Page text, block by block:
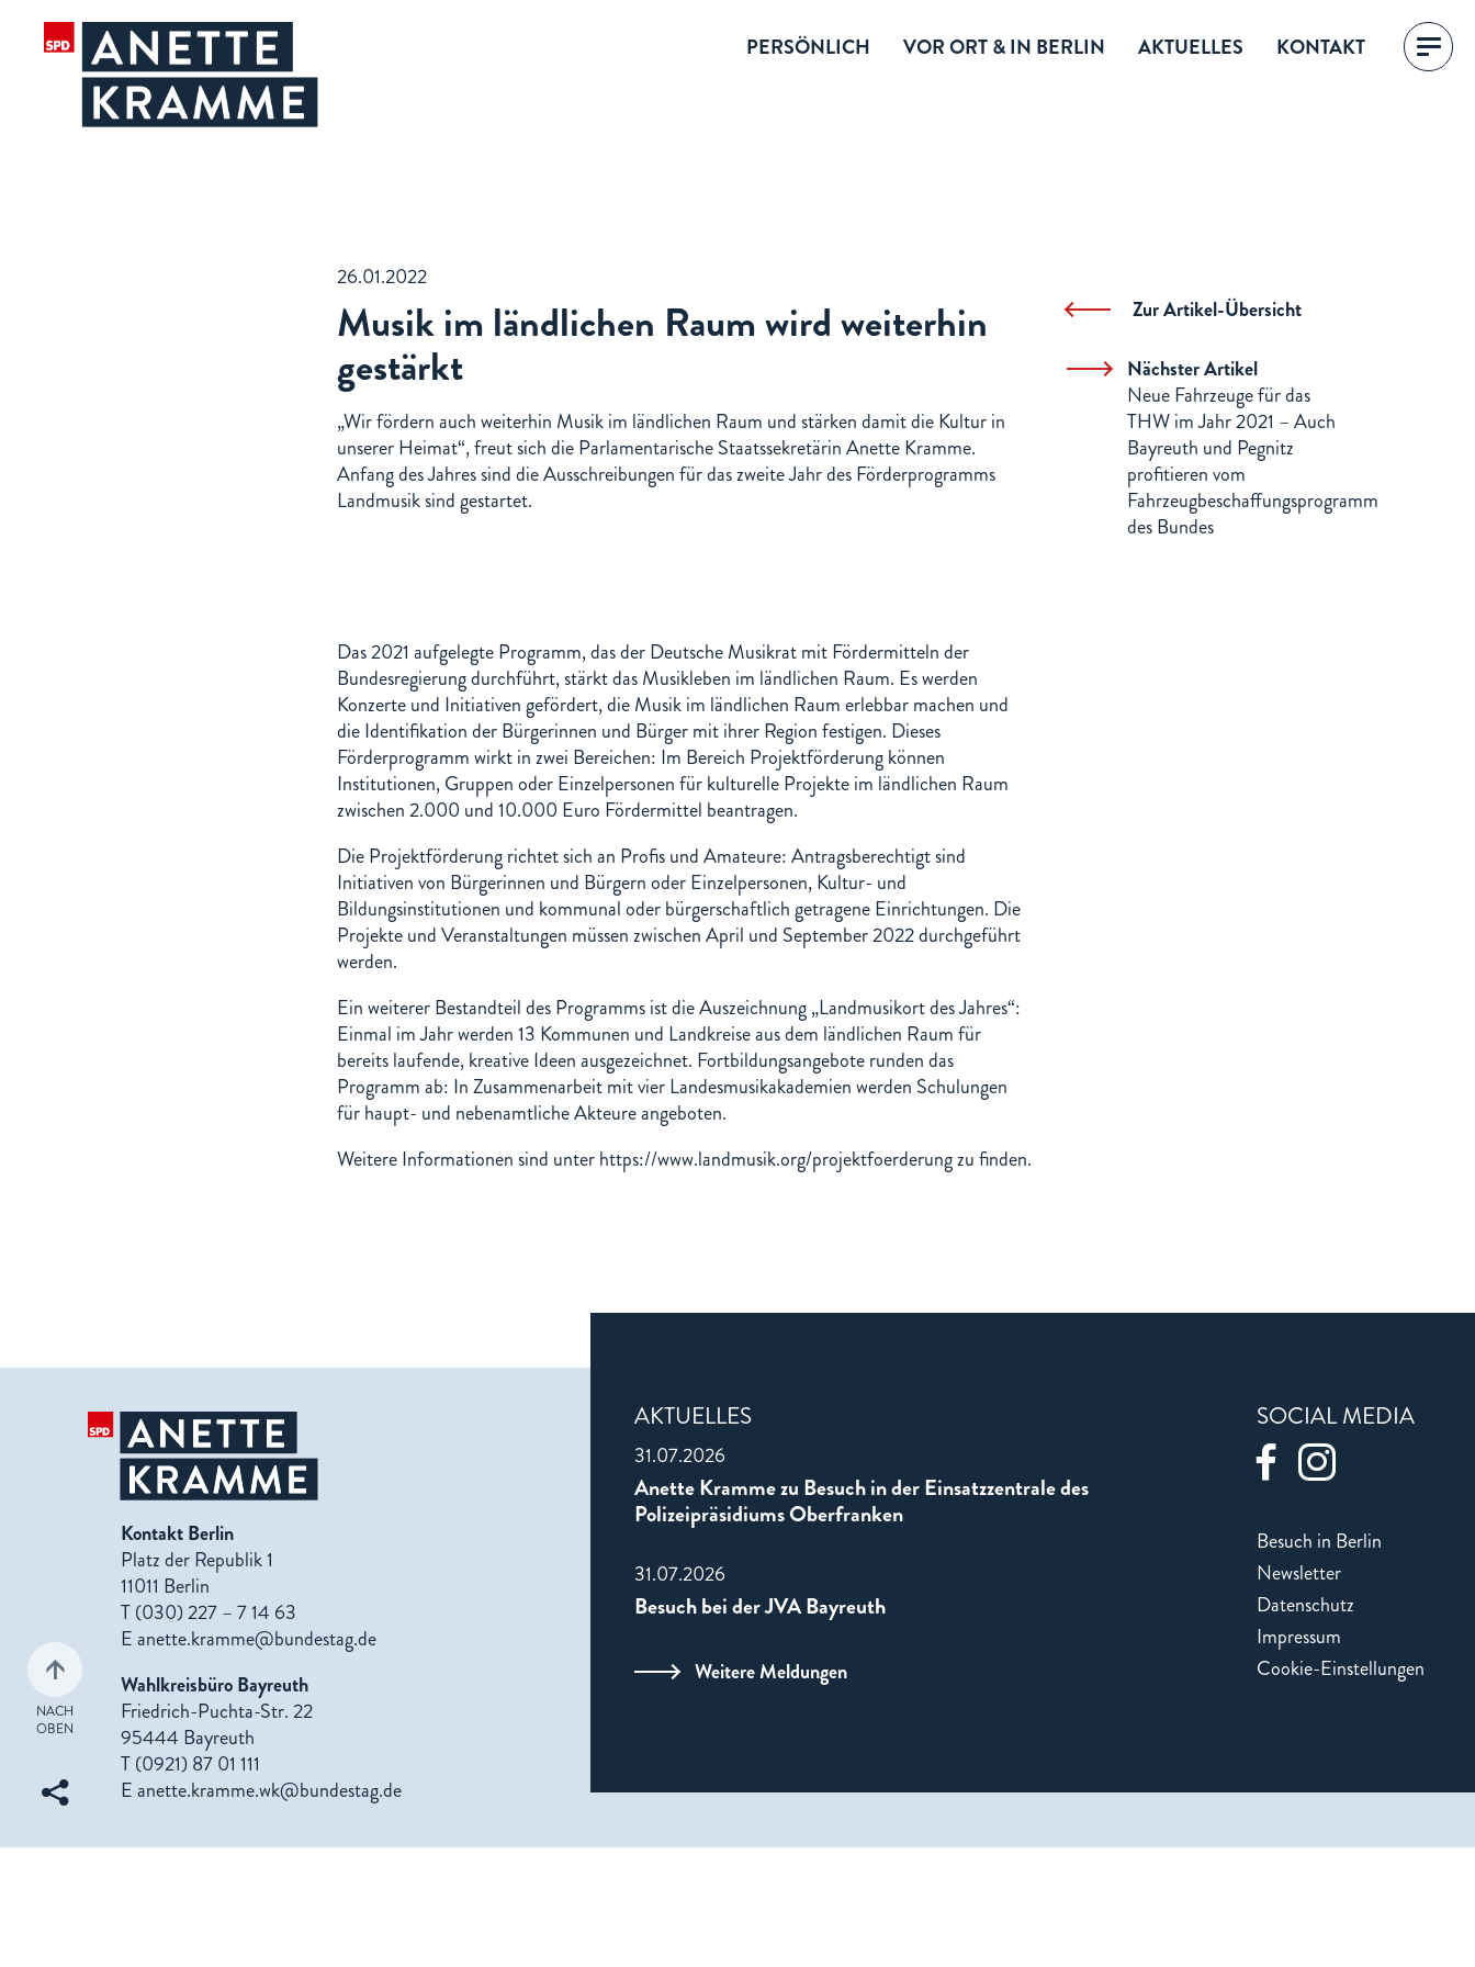
PERSÖNLICH VOR ORT & IN BERLIN AKTUELLES KONTAKT
26.01.2022
Musik im ländlichen Raum wird weiterhin
gestärkt
„Wir fördern auch weiterhin Musik im ländlichen Raum und stärken damit die Kultur in
unserer Heimat“, freut sich die Parlamentarische Staatssekretärin Anette Kramme.
Anfang des Jahres sind die Ausschreibungen für das zweite Jahr des Förderprogramms
Landmusik sind gestartet.
Zur Artikel-Übersicht
Nächster Artikel
Neue Fahrzeuge für das
THW im Jahr 2021 – Auch
Bayreuth und Pegnitz
profitieren vom
Fahrzeugbeschaffungsprogramm
des Bundes
Das 2021 aufgelegte Programm, das der Deutsche Musikrat mit Fördermitteln der
Bundesregierung durchführt, stärkt das Musikleben im ländlichen Raum. Es werden
Konzerte und Initiativen gefördert, die Musik im ländlichen Raum erlebbar machen und
die Identifikation der Bürgerinnen und Bürger mit ihrer Region festigen. Dieses
Förderprogramm wirkt in zwei Bereichen: Im Bereich Projektförderung können
Institutionen, Gruppen oder Einzelpersonen für kulturelle Projekte im ländlichen Raum
zwischen 2.000 und 10.000 Euro Fördermittel beantragen.
Die Projektförderung richtet sich an Profis und Amateure: Antragsberechtigt sind
Initiativen von Bürgerinnen und Bürgern oder Einzelpersonen, Kultur- und
Bildungsinstitutionen und kommunal oder bürgerschaftlich getragene Einrichtungen. Die
Projekte und Veranstaltungen müssen zwischen April und September 2022 durchgeführt
werden.
Ein weiterer Bestandteil des Programms ist die Auszeichnung „Landmusikort des Jahres“:
Einmal im Jahr werden 13 Kommunen und Landkreise aus dem ländlichen Raum für
bereits laufende, kreative Ideen ausgezeichnet. Fortbildungsangebote runden das
Programm ab: In Zusammenarbeit mit vier Landesmusikakademien werden Schulungen
für haupt- und nebenamtliche Akteure angeboten.
Weitere Informationen sind unter https://www.landmusik.org/projektfoerderung zu finden.
NACH
OBEN
Kontakt Berlin
Platz der Republik 1
11011 Berlin
T (030) 227 – 7 14 63
Eanette.kramme@bundestag.de
Wahlkreisbüro Bayreuth
Friedrich-Puchta-Str. 22
95444 Bayreuth
T (0921) 87 01 111
Eanette.kramme.wk@bundestag.de
AKTUELLES
31.07.2026
Anette Kramme zu Besuch in der Einsatzzentrale des
Polizeipräsidiums Oberfranken
31.07.2026
Besuch bei der JVA Bayreuth
Weitere Meldungen
SOCIAL MEDIA
Besuch in Berlin
Newsletter
Datenschutz
Impressum
Cookie-Einstellungen